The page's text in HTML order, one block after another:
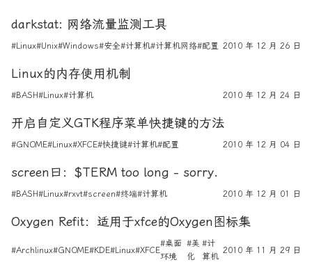
darkstat: 网络流量监测工具
#Linux#Unix#Windows#安全#计算机#计算机网络#配置 2010 年 12 月 26 日
Linux的内存使用机制
#BASH#Linux#计算机 2010 年 12 月 24 日
开启自定义GTK程序菜单快捷键的方法
#GNOME#Linux#XFCE#快捷键#计算机#配置 2010 年 12 月 04 日
screen曰：$TERM too long - sorry.
#BASH#Linux#rxvt#screen#终端#计算机 2010 年 12 月 01 日
Oxygen Refit：适用于xfce的Oxygen图标集
#Archlinux#GNOME#KDE#Linux#XFCE
#桌面
环境
#美
化
#计
算机
2010 年 11 月 29 日